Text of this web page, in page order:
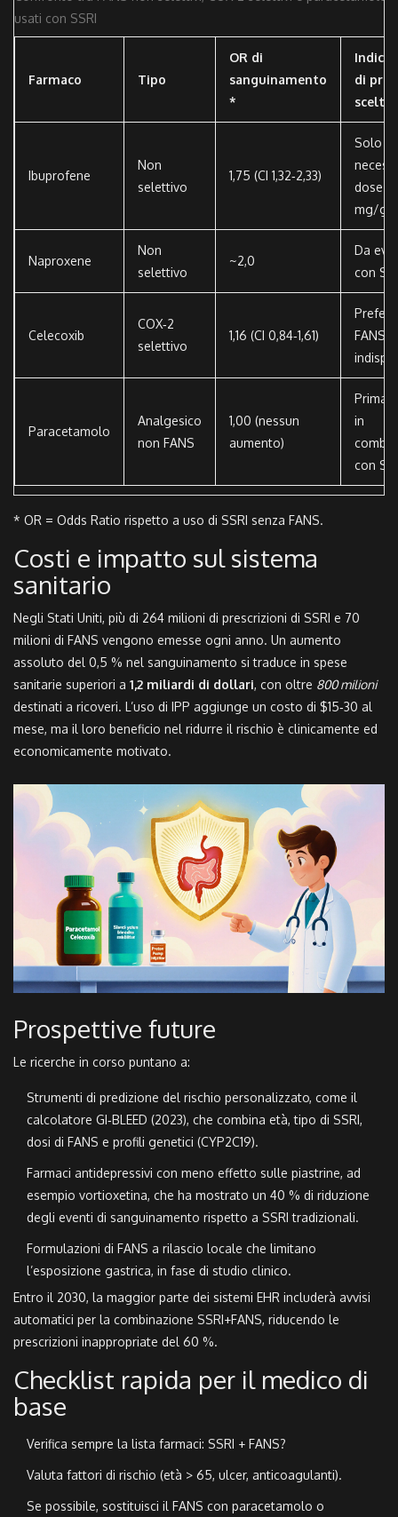
usati con SSRI
Farmaco Tipo
OR di
sanguinamento
*
di
scelta
Ibuprofene
Non
selettivo
1,75 (CI 1,32‑2,33)
Solo se
dose ≤
mg/
Naproxene
Non
selettivo
~2,0
Da
con
Celecoxib
COX‑2
selettivo
1,16 (CI 0,84‑1,61)
FANS
Paracetamolo
Analgesico
non FANS
1,00 (nessun
aumento)
Prima
in
con
* OR = Odds Ratio rispetto a uso di SSRI senza FANS.
Costi e impatto sul sistema
sanitario
Negli Stati Uniti, più di 264 milioni di prescrizioni di SSRI e 70
milioni di FANS vengono emesse ogni anno. Un aumento
assoluto del 0,5 % nel sanguinamento si traduce in spese
sanitarie superiori a 1,2 miliardi di dollari, con oltre 800 milioni
destinati a ricoveri. L’uso di IPP aggiunge un costo di $15‑30 al
mese, ma il loro beneficio nel ridurre il rischio è clinicamente ed
economicamente motivato.
Prospettive future
Le ricerche in corso puntano a:
Strumenti di predizione del rischio personalizzato, come il
calcolatore GI‑BLEED (2023), che combina età, tipo di SSRI,
dosi di FANS e profili genetici (CYP2C19).
Farmaci antidepressivi con meno effetto sulle piastrine, ad
esempio vortioxetina, che ha mostrato un 40 % di riduzione
degli eventi di sanguinamento rispetto a SSRI tradizionali.
Formulazioni di FANS a rilascio locale che limitano
l’esposizione gastrica, in fase di studio clinico.
Entro il 2030, la maggior parte dei sistemi EHR includerà avvisi
automatici per la combinazione SSRI+FANS, riducendo le
prescrizioni inappropriate del 60 %.
Checklist rapida per il medico di
base
Verifica sempre la lista farmaci: SSRI + FANS?
Valuta fattori di rischio (età > 65, ulcer, anticoagulanti).
Se possibile, sostituisci il FANS con paracetamolo o